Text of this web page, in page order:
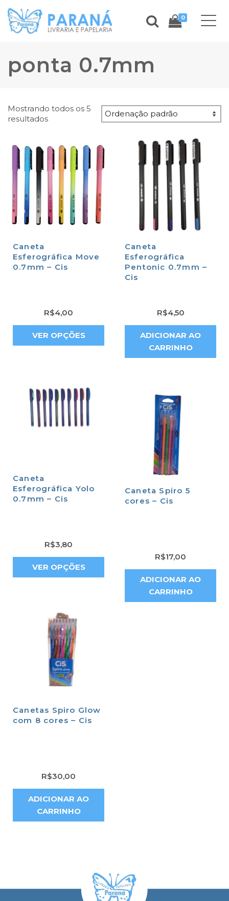
0
ponta 0.7mm
Mostrando todos os 5
resultados
Caneta
Esferográfica Move
0.7mm – Cis
R$4,00
VER OPÇÕES
Caneta
Esferográfica
Pentonic 0.7mm –
Cis
R$4,50
ADICIONAR AO
CARRINHO
Caneta
Esferográfica Yolo
0.7mm – Cis
R$3,80
VER OPÇÕES
Caneta Spiro 5
cores – Cis
R$17,00
ADICIONAR AO
CARRINHO
Canetas Spiro Glow
com 8 cores – Cis
R$30,00
ADICIONAR AO
CARRINHO